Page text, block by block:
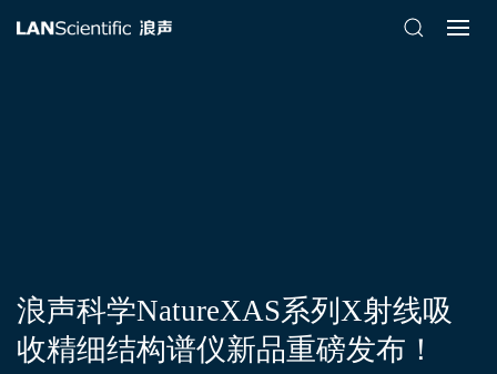
浪声科学NatureXAS系列X射线吸
收精细结构谱仪新品重磅发布！